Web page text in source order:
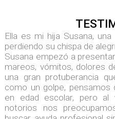
Ella es mi hija Susana,
perdiendo su chispa de
Susana empezó a
mareos, vómitos, dolores
una gran protuberancia
como un golpe,
en edad escolar, pero
notorios nos